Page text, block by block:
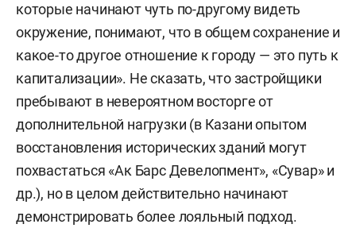
которые начинают чуть по-другому видеть
окружение, понимают, что в общем сохранение и
какое-то другое отношение к городу — это путь к
капитализации». Не сказать, что застройщики
пребывают в невероятном восторге от
дополнительной нагрузки (в Казани опытом
восстановления исторических зданий могут
похвастаться «Ак Барс Девелопмент», «Сувар» и
др.), но в целом действительно начинают
демонстрировать более лояльный подход.